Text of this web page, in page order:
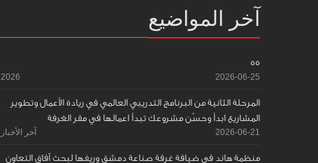
آخر المواضيع
55
2026-06-25
2026
المرحلة الثانية من البرنامج التدريبي العالمي في ريادة الأعمال وتطوير
المشاريع ابدأ وحسّن مشروعك تبدأ اعمالها في مقر الغرفة
2026-06-21 آخر الأخبار
منظمة هاند في ضيافة غرفة صناعة دمشق وريفها لبحث آفاق التعاون